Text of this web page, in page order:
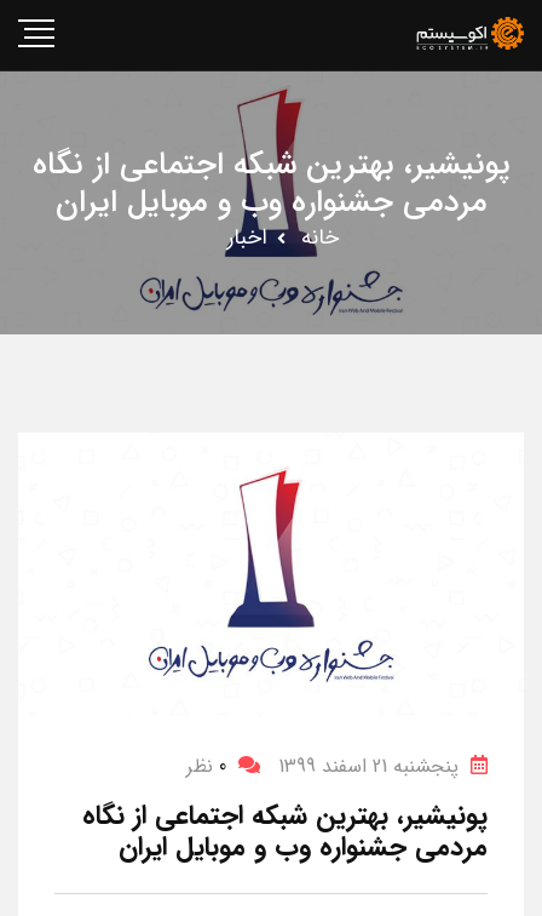
پونیشیر، بهترین شبکه اجتماعی از نگاه
مردمی جشنواره وب و موبایل ایران
خانه اخبار
پنجشنبه 21 اسفند 1399 0 نظر
پونیشیر، بهترین شبکه اجتماعی از نگاه
مردمی جشنواره وب و موبایل ایران